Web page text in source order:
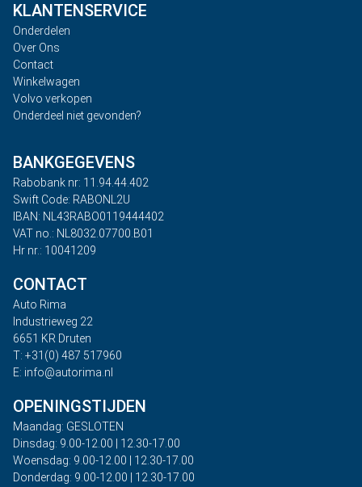
KLANTENSERVICE
Onderdelen
Over Ons
Contact
Winkelwagen
Volvo verkopen
Onderdeel niet gevonden?
BANKGEGEVENS
Rabobank nr: 11.94.44.402
Swift Code: RABONL2U
IBAN: NL43RABO0119444402
VAT no.: NL8032.07700.B01
Hr nr.: 10041209
CONTACT
Auto Rima
Industrieweg 22
6651 KR Druten
T: +31(0) 487 517960
E: info@autorima.nl
OPENINGSTIJDEN
Maandag: GESLOTEN
Dinsdag: 9.00-12.00 | 12.30-17.00
Woensdag: 9.00-12.00 | 12.30-17.00
Donderdag: 9.00-12.00 | 12.30-17.00